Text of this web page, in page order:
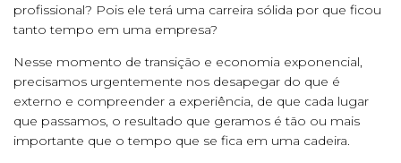
profissional? Pois ele terá uma carreira sólida por que ficou
tanto tempo em uma empresa?
Nesse momento de transição e economia exponencial,
precisamos urgentemente nos desapegar do que é
externo e compreender a experiência, de que cada lugar
que passamos, o resultado que geramos é tão ou mais
importante que o tempo que se fica em uma cadeira.